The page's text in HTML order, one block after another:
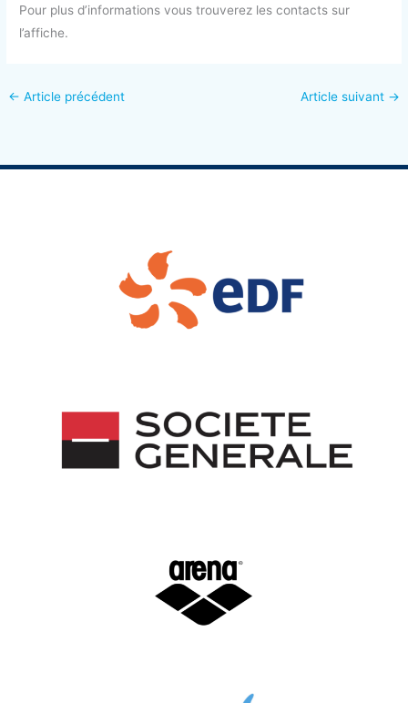
Pour plus d’informations vous trouverez les contacts sur
l’affiche.
← Article précédent Article suivant →